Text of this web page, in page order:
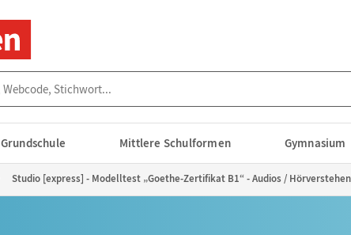
Grundschule Mittlere Schulformen Gymnasium
Studio [express] - Modelltest „Goethe-Zertifikat B1“ - Audios /